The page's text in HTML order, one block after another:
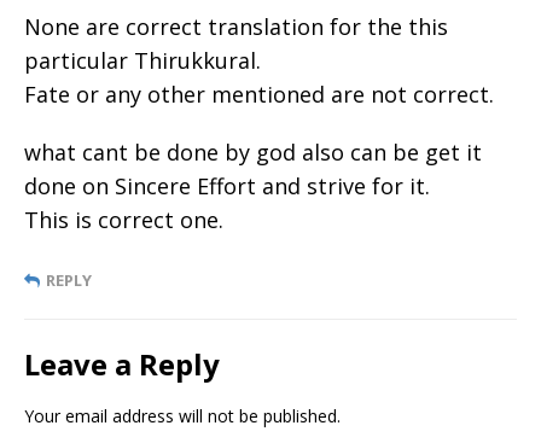
None are correct translation for the this
particular Thirukkural.
Fate or any other mentioned are not correct.
what cant be done by god also can be get it
done on Sincere Effort and strive for it.
This is correct one.
REPLY
Leave a Reply
Your email address will not be published.